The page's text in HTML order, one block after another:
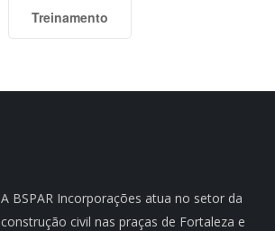
Treinamento
A BSPAR Incorporações atua no setor da
construção civil nas praças de Fortaleza e